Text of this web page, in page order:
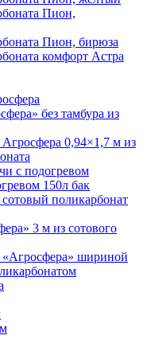
Пион,
Пион, бирюза
комфорт Астра
без тамбура из
0,94×1,7 м из
с подогревом
150л бак
поликарбонат
3 м из сотового
шириной